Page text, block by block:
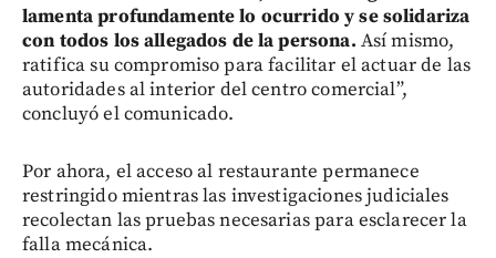
lamenta profundamente lo ocurrido y se solidariza
con todos los allegados de la persona. Así mismo,
ratifica su compromiso para facilitar el actuar de las
autoridades al interior del centro comercial”,
concluyó el comunicado.
Por ahora, el acceso al restaurante permanece
restringido mientras las investigaciones judiciales
recolectan las pruebas necesarias para esclarecer la
falla mecánica.